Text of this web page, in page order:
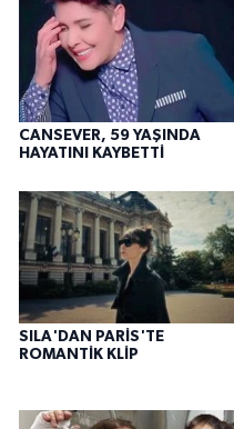
CANSEVER, 59 YAŞINDA
HAYATINI KAYBETTİ
SILA'DAN PARİS'TE
ROMANTİK KLİP